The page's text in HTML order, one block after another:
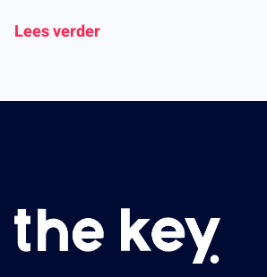
Lees verder